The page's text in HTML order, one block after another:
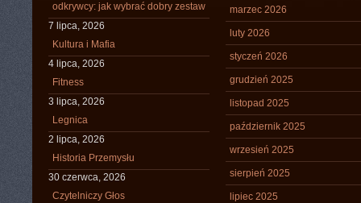
odkrywcy: jak wybrać dobry zestaw
7 lipca, 2026
Kultura i Mafia
4 lipca, 2026
Fitness
3 lipca, 2026
Legnica
2 lipca, 2026
Historia Przemysłu
30 czerwca, 2026
Czytelniczy Głos
marzec 2026
luty 2026
styczeń 2026
grudzień 2025
listopad 2025
październik 2025
wrzesień 2025
sierpień 2025
lipiec 2025